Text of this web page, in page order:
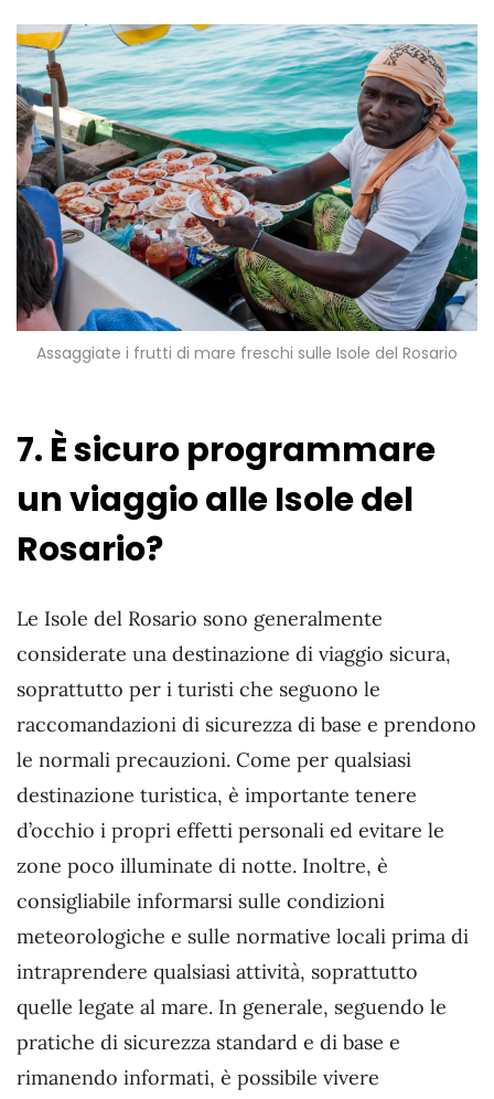
Assaggiate i frutti di mare freschi sulle Isole del Rosario
7. È sicuro programmare
un viaggio alle Isole del
Rosario?
Le Isole del Rosario sono generalmente
considerate una destinazione di viaggio sicura,
soprattutto per i turisti che seguono le
raccomandazioni di sicurezza di base e prendono
le normali precauzioni. Come per qualsiasi
destinazione turistica, è importante tenere
d’occhio i propri effetti personali ed evitare le
zone poco illuminate di notte. Inoltre, è
consigliabile informarsi sulle condizioni
meteorologiche e sulle normative locali prima di
intraprendere qualsiasi attività, soprattutto
quelle legate al mare. In generale, seguendo le
pratiche di sicurezza standard e di base e
rimanendo informati, è possibile vivere